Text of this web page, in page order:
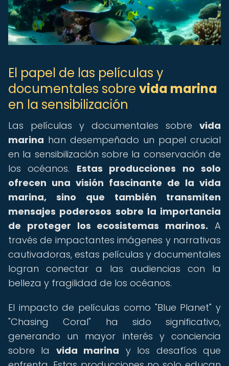
El papel de las películas y
documentales sobre vida marina
en la sensibilización
Las películas y documentales sobre vida
marina han desempeñado un papel crucial
en la sensibilización sobre la conservación de
los océanos. Estas producciones no solo
ofrecen una visión fascinante de la vida
marina, sino que también transmiten
mensajes poderosos sobre la importancia
de proteger los ecosistemas marinos. A
través de impactantes imágenes y narrativas
cautivadoras, estas películas y documentales
logran conectar a las audiencias con la
belleza y fragilidad de los océanos.
El impacto de películas como "Blue Planet" y
"Chasing Coral" ha sido significativo,
generando un mayor interés y conciencia
sobre la vida marina y los desafíos que